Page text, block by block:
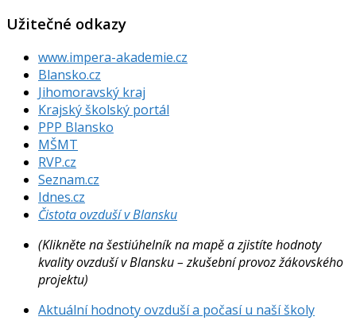
Užitečné odkazy
www.impera-akademie.cz
Blansko.cz
Jihomoravský kraj
Krajský školský portál
PPP Blansko
MŠMT
RVP.cz
Seznam.cz
Idnes.cz
Čistota ovzduší v Blansku
(Klikněte na šestiúhelník na mapě a zjistíte hodnoty
kvality ovzduší v Blansku – zkušební provoz žákovského
projektu)
Aktuální hodnoty ovzduší a počasí u naší školy